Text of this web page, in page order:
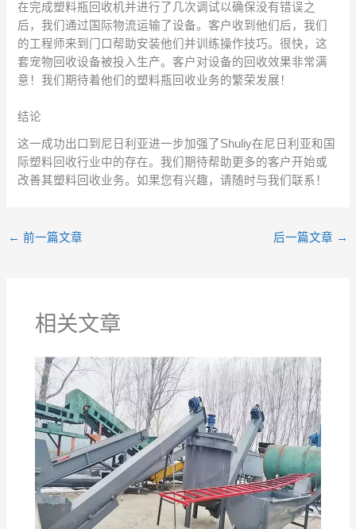
在完成塑料瓶回收机并进行了几次调试以确保没有错误之
后，我们通过国际物流运输了设备。客户收到他们后，我们
的工程师来到门口帮助安装他们并训练操作技巧。很快，这
套宠物回收设备被投入生产。客户对设备的回收效果非常满
意！我们期待着他们的塑料瓶回收业务的繁荣发展！
结论
这一成功出口到尼日利亚进一步加强了Shuliy在尼日利亚和国
际塑料回收行业中的存在。我们期待帮助更多的客户开始或
改善其塑料回收业务。如果您有兴趣，请随时与我们联系！
← 前一篇文章 后一篇文章 →
相关文章